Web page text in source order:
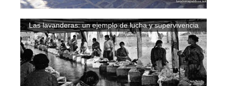
Las lavanderas: un ejemplo de lucha y supervivencia